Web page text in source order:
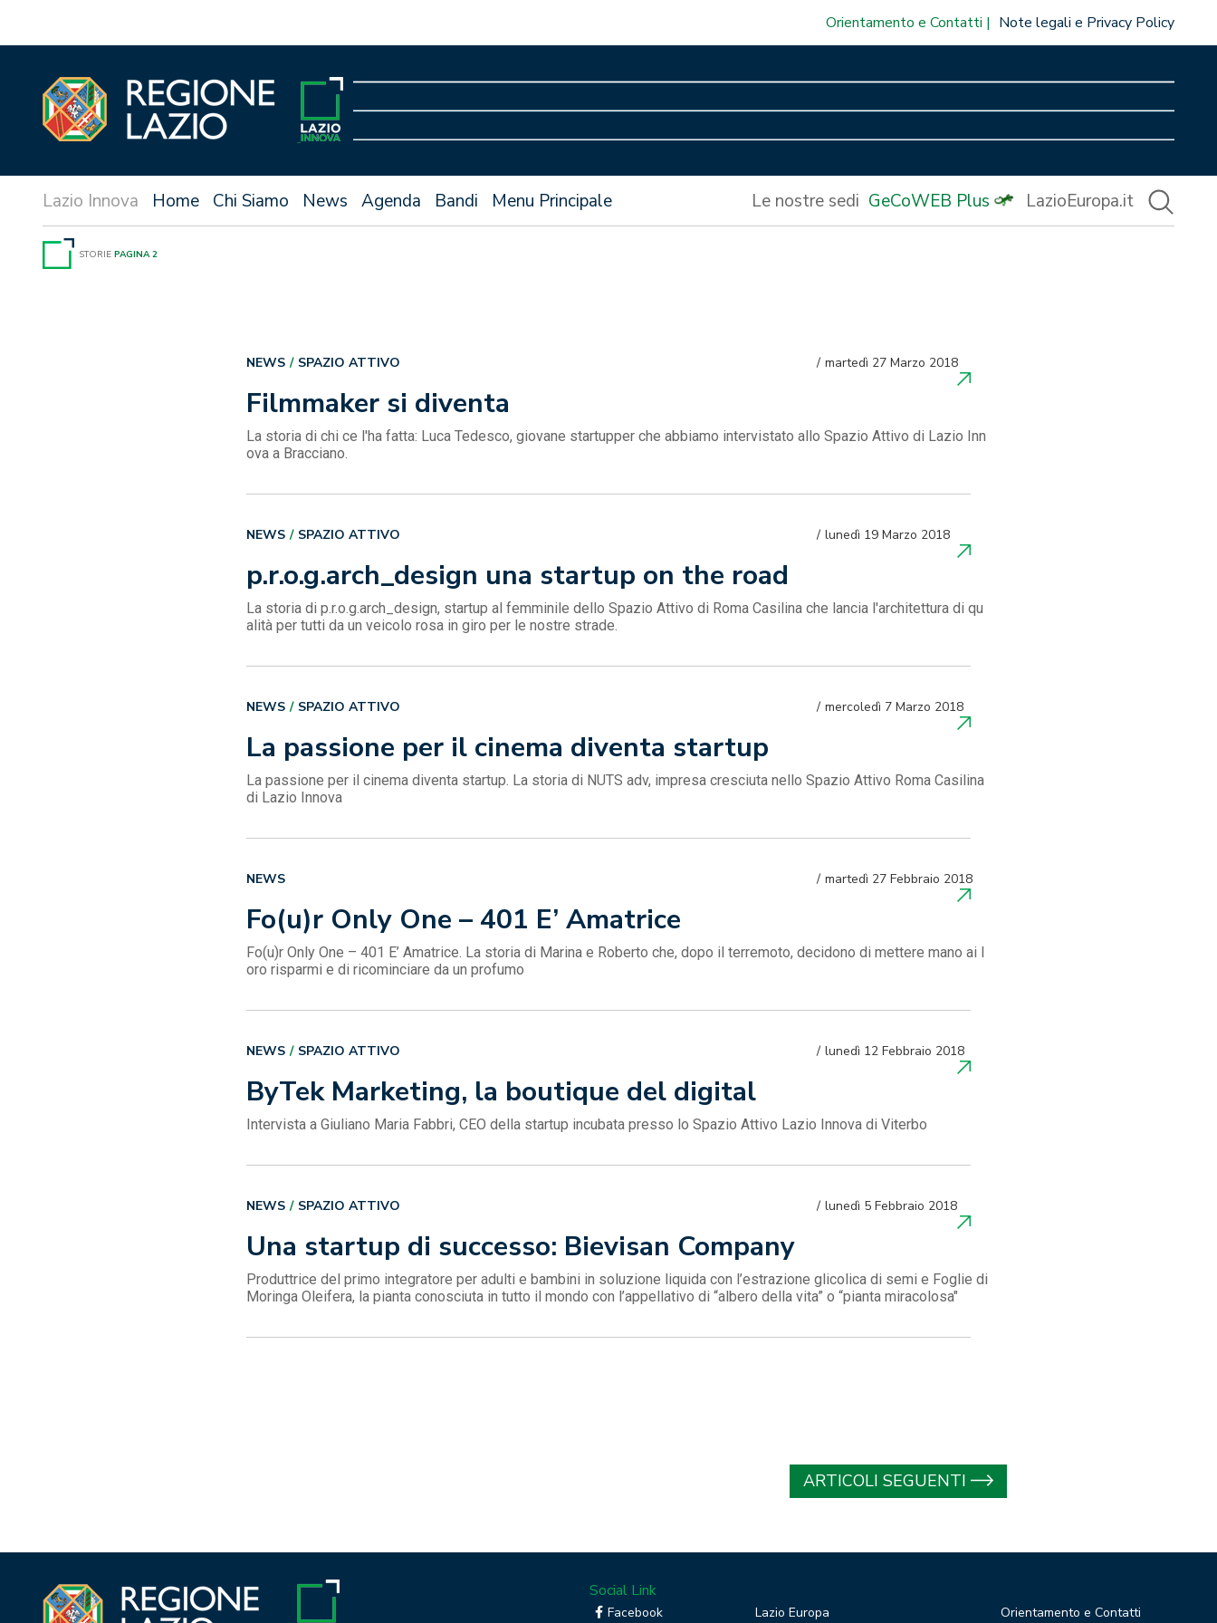
Orientamento e Contatti Note legali e Privacy Policy
Home Chi Siamo News Agenda Bandi Menu Principale Le nostre sedi GeCoWEB Plus LazioEuropa.it
STORIE PAGINA 2
Filmmaker si diventa
martedì 27 Marzo 2018
NEWS SPAZIO ATTIVO
La storia di chi ce l'ha fatta: Luca Tedesco, giovane startupper che abbiamo intervistato allo Spazio Attivo di Lazio Inn
ova a Bracciano.
p.r.o.g.arch_design una startup on the road
lunedì 19 Marzo 2018
NEWS SPAZIO ATTIVO
La storia di p.r.o.g.arch_design, startup al femminile dello Spazio Attivo di Roma Casilina che lancia l'architettura di qu
alità per tutti da un veicolo rosa in giro per le nostre strade.
La passione per il cinema diventa startup
mercoledì 7 Marzo 2018
NEWS SPAZIO ATTIVO
La passione per il cinema diventa startup. La storia di NUTS adv, impresa cresciuta nello Spazio Attivo Roma Casilina
di Lazio Innova
Fo(u)r Only One – 401 E’ Amatrice
martedì 27 Febbraio 2018
NEWS
Fo(u)r Only One – 401 E’ Amatrice. La storia di Marina e Roberto che, dopo il terremoto, decidono di mettere mano ai l
oro risparmi e di ricominciare da un profumo
ByTek Marketing, la boutique del digital
lunedì 12 Febbraio 2018
NEWS SPAZIO ATTIVO
Intervista a Giuliano Maria Fabbri, CEO della startup incubata presso lo Spazio Attivo Lazio Innova di Viterbo
Una startup di successo: Bievisan Company
lunedì 5 Febbraio 2018
NEWS SPAZIO ATTIVO
Produttrice del primo integratore per adulti e bambini in soluzione liquida con l’estrazione glicolica di semi e Foglie di
Moringa Oleifera, la pianta conosciuta in tutto il mondo con l’appellativo di “albero della vita” o “pianta miracolosa"
ARTICOLI SEGUENTI
Social Link
Facebook Lazio Europa Orientamento e Contatti